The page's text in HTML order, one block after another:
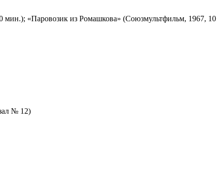
«Паровозик из Ромашкова» (Союзмультфильм, 1967, 10
№ 12)